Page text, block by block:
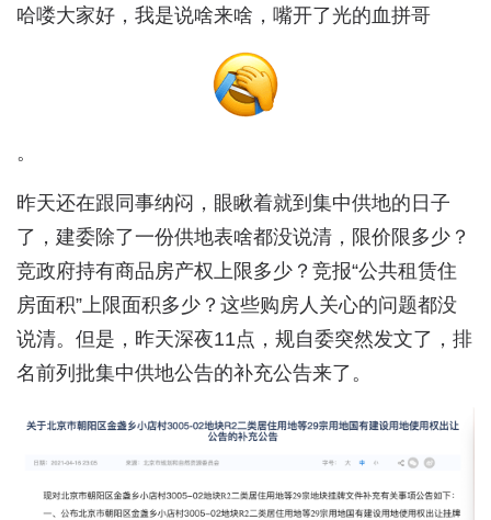
哈喽大家好，我是说啥来啥，嘴开了光的血拼哥
。
昨天还在跟同事纳闷，眼瞅着就到集中供地的日子
了，建委除了一份供地表啥都没说清，限价限多少？
竞政府持有商品房产权上限多少？竞报“公共租赁住
房面积”上限面积多少？这些购房人关心的问题都没
说清。但是，昨天深夜11点，规自委突然发文了，排
名前列批集中供地公告的补充公告来了。